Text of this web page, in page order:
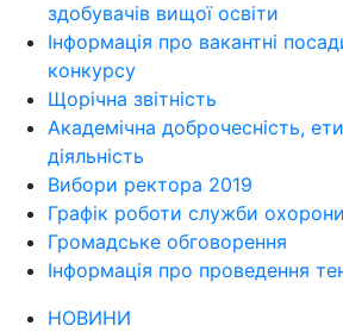
здобувачів вищої освіти
Інформація про вакантні
конкурсу
Щорічна звітність
Академічна доброчесність,
діяльність
Вибори ректора 2019
Графік роботи служби охорони
Громадське обговорення
Інформація про проведення
НОВИНИ